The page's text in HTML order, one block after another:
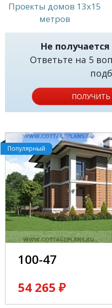
Проекты домов 13x15
метров
Не
Ответьте на 5
Популярный
100-47
54 265 ₽